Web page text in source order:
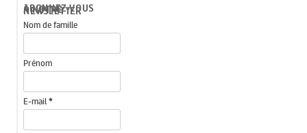
ABONNEZ-VOUS À NOTRE NEWSLETTER
Nom de famille
Prénom
E-mail*